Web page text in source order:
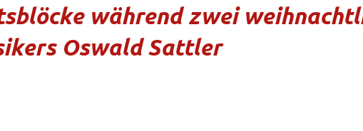
während zwei
Oswald Sattler